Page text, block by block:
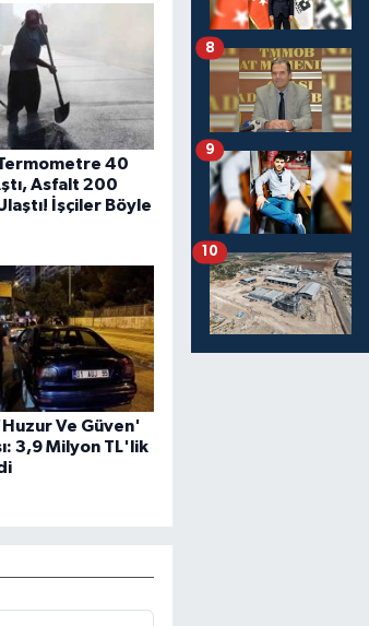
40
Asfalt 200
İşçiler Böyle
Ve Güven'
3,9 Milyon TL'lik
8
9
10